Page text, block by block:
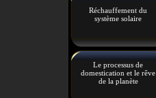
Réchauffement du
système solaire
Le processus de
domestication et le rêve
de la planète